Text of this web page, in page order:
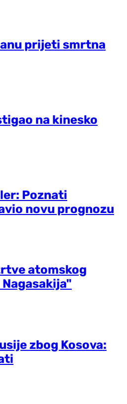
prijeti smrtna
na kinesko
Poznati
novu prognozu
atomskog
zbog Kosova: